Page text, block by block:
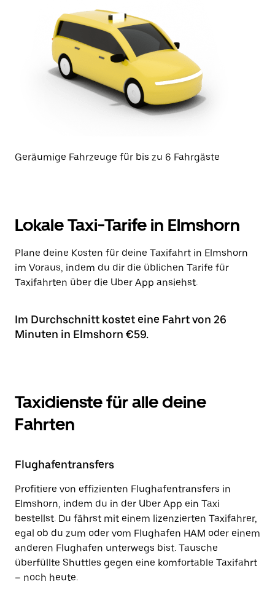
Geräumige Fahrzeuge für bis zu 6 Fahrgäste
Lokale Taxi-Tarife in Elmshorn
Plane deine Kosten für deine Taxifahrt in Elmshorn
im Voraus, indem du dir die üblichen Tarife für
Taxifahrten über die Uber App ansiehst.
Im Durchschnitt kostet eine Fahrt von 26
Minuten in Elmshorn €59.
Taxidienste für alle deine
Fahrten
Flughafentransfers
Profitiere von effizienten Flughafentransfers in
Elmshorn, indem du in der Uber App ein Taxi
bestellst. Du fährst mit einem lizenzierten Taxifahrer,
egal ob du zum oder vom Flughafen HAM oder einem
anderen Flughafen unterwegs bist. Tausche
überfüllte Shuttles gegen eine komfortable Taxifahrt
– noch heute.